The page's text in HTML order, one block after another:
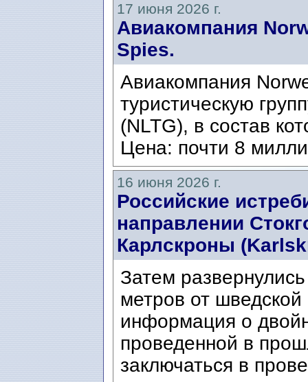
17 июня 2026 г.
Авиакомпания
Spies.
Авиакомпания
туристическую
(NLTG), в состав
Цена: почти 8
16 июня 2026 г.
Российские
направлении
Карлскроны
Затем развернулись
метров от
информация о
проведенной в
заключаться в